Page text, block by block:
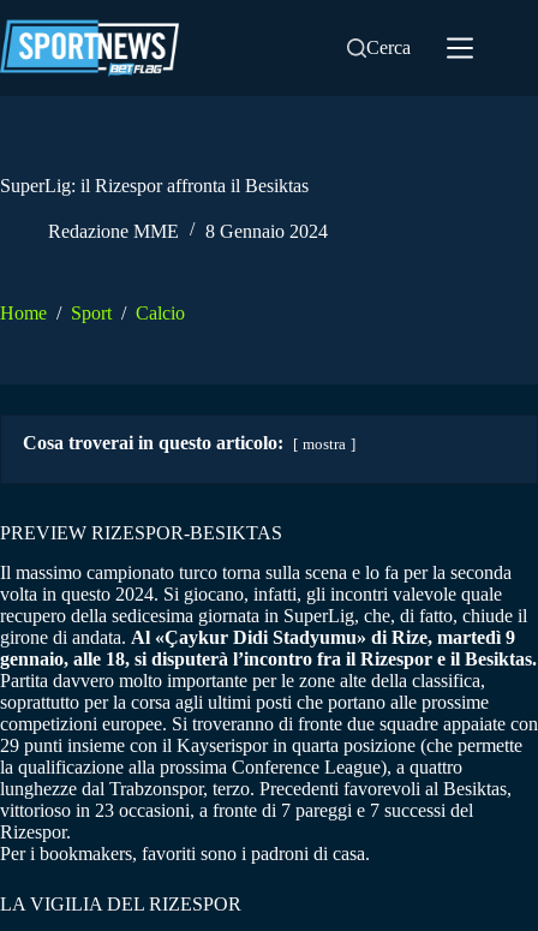
al
contenuto
Cerca
SuperLig: il Rizespor affronta il Besiktas
Redazione MME 8 Gennaio 2024
Home / Sport / Calcio
Cosa troverai in questo articolo: mostra
PREVIEW RIZESPOR-BESIKTAS
Il massimo campionato turco torna sulla scena e lo fa per la seconda
volta in questo 2024. Si giocano, infatti, gli incontri valevole quale
recupero della sedicesima giornata in SuperLig, che, di fatto, chiude il
girone di andata. Al «Çaykur Didi Stadyumu» di Rize, martedì 9
gennaio, alle 18, si disputerà l’incontro fra il Rizespor e il Besiktas.
Partita davvero molto importante per le zone alte della classifica,
soprattutto per la corsa agli ultimi posti che portano alle prossime
competizioni europee. Si troveranno di fronte due squadre appaiate con
29 punti insieme con il Kayserispor in quarta posizione (che permette
la qualificazione alla prossima Conference League), a quattro
lunghezze dal Trabzonspor, terzo. Precedenti favorevoli al Besiktas,
vittorioso in 23 occasioni, a fronte di 7 pareggi e 7 successi del
Rizespor.
Per i bookmakers, favoriti sono i padroni di casa.
LA VIGILIA DEL RIZESPOR